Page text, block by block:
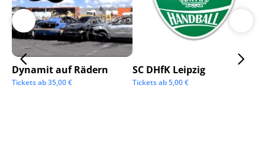
Dynamit auf Rädern
Tickets ab35,00€
SC DHfK Leipzig
Tickets ab5,00€